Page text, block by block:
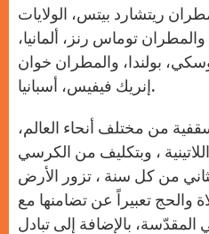
ريتشارد بيتس، الولايات
والمطران توماس رنز، ألمانيا،
بولندا، والمطران خوان
إنريك فيفيس، أسبانيا.
من مختلف أنحاء العالم،
، وبتكليف من الكرسي
من كل سنة ، تزور الأرض
والحج تعبيراً عن تضامنها مع
بالإضافة إلى تبادل